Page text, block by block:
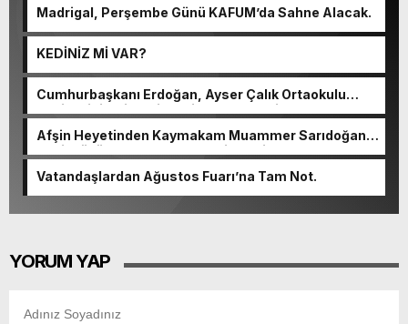
Madrigal, Perşembe Günü KAFUM’da Sahne Alacak.
KEDİNİZ Mİ VAR?
Cumhurbaşkanı Erdoğan, Ayser Çalık Ortaokulu
Şehitlerinin Aileleriyle Bir Araya Geldi.
Afşin Heyetinden Kaymakam Muammer Sarıdoğan’a
Beşikdüzü’nde hayırlı olsun ziyareti.
Vatandaşlardan Ağustos Fuarı’na Tam Not.
YORUM YAP